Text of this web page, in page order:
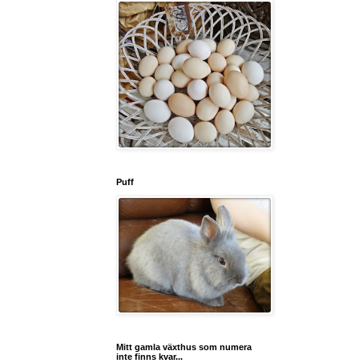
Puff
Mitt gamla växthus som numera
inte finns kvar...